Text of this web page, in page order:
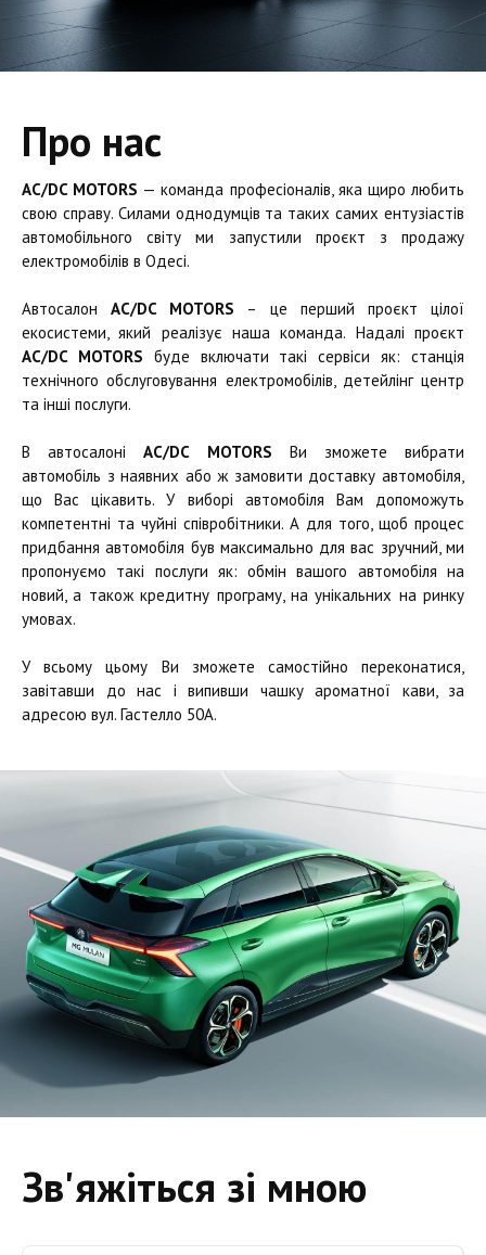
Про нас
AC/DC MOTORS — команда професіоналів, яка щиро любить
свою справу. Силами однодумців та таких самих ентузіастів
автомобільного світу ми запустили проєкт з продажу
електромобілів в Одесі.
АвтосалонAC/DC MOTORS – це перший проєкт цілої
екосистеми, який реалізує наша команда. Надалі проєкт
AC/DC MOTORS буде включати такі сервіси як: станція
технічного обслуговування електромобілів, детейлінг центр
та інші послуги.
В автосалоніAC/DC MOTORS Ви зможете вибрати
автомобіль з наявних або ж замовити доставку автомобіля,
що Вас цікавить. У виборі автомобіля Вам допоможуть
компетентні та чуйні співробітники. А для того, щоб процес
придбання автомобіля був максимально для вас зручний, ми
пропонуємо такі послуги як: обмін вашого автомобіля на
новий, а також кредитну програму, на унікальних на ринку
умовах.
У всьому цьому Ви зможете самостійно переконатися,
завітавши до нас і випивши чашку ароматної кави, за
адресою вул. Гастелло 50А.
Зв'яжіться зі мною